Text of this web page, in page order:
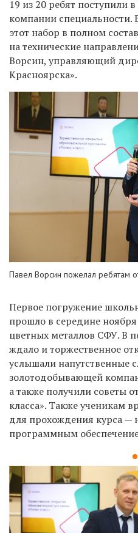
19 из 20 ребят
компании специальности.
этот набор в полном
на технические
Ворсин, управляющий
Красноярска».
Павел Ворсин пожелал ребятам
Первое погружение
прошло в середине ноября
цветных металлов СФУ. В
ждало и торжественное
услышали напутственные
золотодобывающей
а также получили советы
класса». Также ученикам
для прохождения курса —
программным